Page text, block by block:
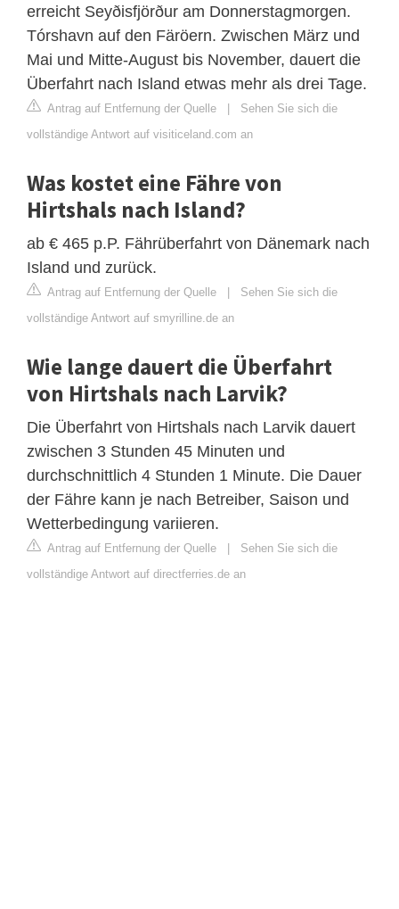
erreicht Seyðisfjörður am Donnerstagmorgen.
Tórshavn auf den Färöern. Zwischen März und
Mai und Mitte-August bis November, dauert die
Überfahrt nach Island etwas mehr als drei Tage.
Antrag auf Entfernung der Quelle | Sehen Sie sich die
vollständige Antwort auf visiticeland.com an
Was kostet eine Fähre von
Hirtshals nach Island?
ab € 465 p.P. Fährüberfahrt von Dänemark nach
Island und zurück.
Antrag auf Entfernung der Quelle | Sehen Sie sich die
vollständige Antwort auf smyrilline.de an
Wie lange dauert die Überfahrt
von Hirtshals nach Larvik?
Die Überfahrt von Hirtshals nach Larvik dauert
zwischen 3 Stunden 45 Minuten und
durchschnittlich 4 Stunden 1 Minute. Die Dauer
der Fähre kann je nach Betreiber, Saison und
Wetterbedingung variieren.
Antrag auf Entfernung der Quelle | Sehen Sie sich die
vollständige Antwort auf directferries.de an